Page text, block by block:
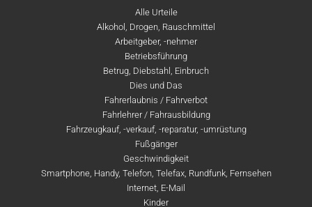
Alle Urteile
Alkohol, Drogen, Rauschmittel
Arbeitgeber, -nehmer
Betriebsführung
Betrug, Diebstahl, Einbruch
Dies und Das
Fahrerlaubnis / Fahrverbot
Fahrlehrer / Fahrausbildung
Fahrzeugkauf, -verkauf, -reparatur, -umrüstung
Fußgänger
Geschwindigkeit
Smartphone, Handy, Telefon, Telefax, Rundfunk, Fernsehen
Internet, E-Mail
Kinder